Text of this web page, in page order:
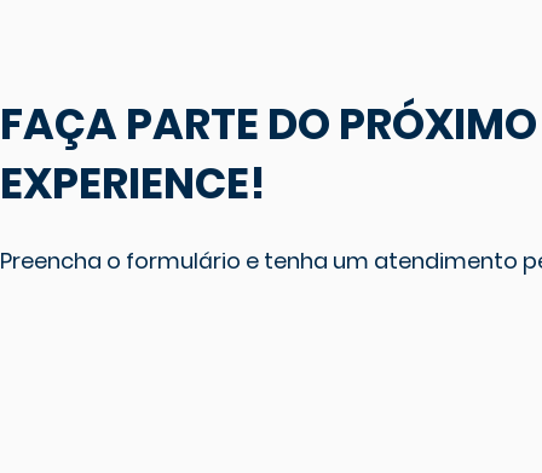
FAÇA PARTE DO
EXPERIENCE!
Preencha o formulário e tenha um atendimento